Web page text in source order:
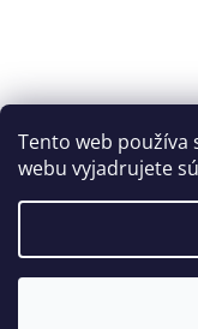
Tento web
webu vyjadrujete